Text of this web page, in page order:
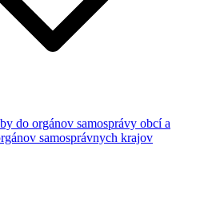
do orgánov samosprávy obcí a
samosprávnych krajov